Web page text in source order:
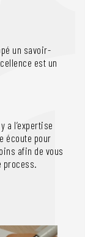
un savoir-
est un
a l’expertise
écoute pour
afin de vous